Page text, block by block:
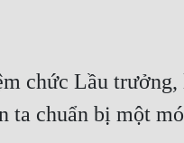
Lầu trưởng,
ta chuẩn bị một